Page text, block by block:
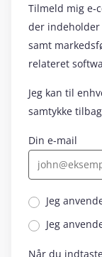
Tilmeld mig
der
samt
relateret
Jeg kan til
samtykke
Din e-mail
Jeg
Jeg
Når du